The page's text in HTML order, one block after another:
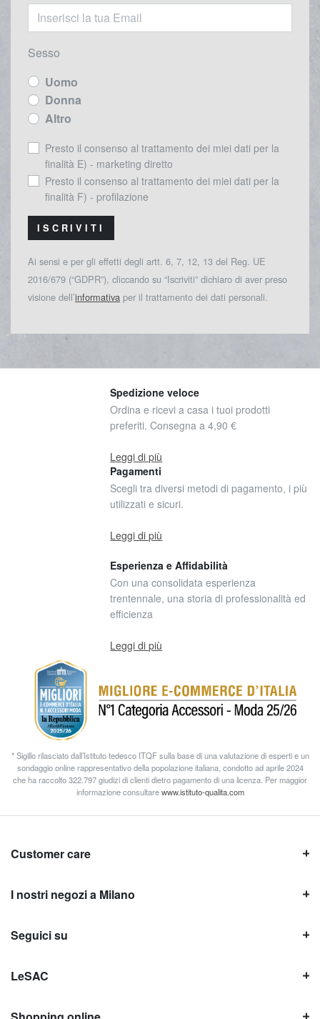
Sesso
Uomo
Donna
Altro
Presto il consenso al trattamento dei miei dati per la
finalità E) - marketing diretto
Presto il consenso al trattamento dei miei dati per la
finalità F) - profilazione
ISCRIVITI
Ai sensi e per gli effetti degli artt. 6, 7, 12, 13 del Reg. UE
2016/679 (“GDPR”), cliccando su “Iscriviti” dichiaro di aver preso
visione dell’informativa per il trattamento dei dati personali.
Spedizione veloce
Ordina e ricevi a casa i tuoi prodotti
preferiti. Consegna a 4,90 €
Leggi di più
Pagamenti
Scegli tra diversi metodi di pagamento, i più
utilizzati e sicuri.
Leggi di più
Esperienza e Affidabilità
Con una consolidata esperienza
trentennale, una storia di professionalità ed
efficienza
Leggi di più
* Sigillo rilasciato dall’Istituto tedesco ITQF sulla base di una valutazione di esperti e un
sondaggio online rappresentativo della popolazione italiana, condotto ad aprile 2024
che ha raccolto 322.797 giudizi di clienti dietro pagamento di una licenza. Per maggior
informazione consultarewww.istituto-qualita.com
Customer care
I nostri negozi a Milano
Seguici su
LeSAC